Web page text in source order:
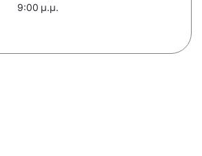
9:00 μ.μ.